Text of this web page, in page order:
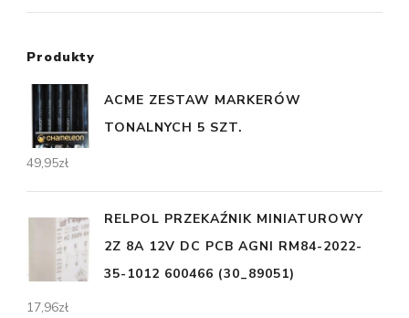
Produkty
ACME ZESTAW MARKERÓW
TONALNYCH 5 SZT.
49,95zł
RELPOL PRZEKAŹNIK MINIATUROWY
2Z 8A 12V DC PCB AGNI RM84-2022-
35-1012 600466 (30_89051)
17,96zł